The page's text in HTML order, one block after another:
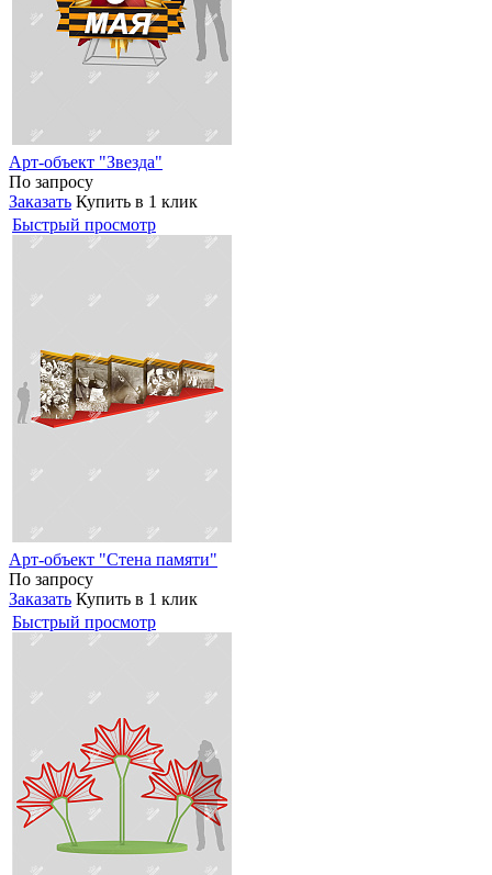
Арт-объект "Звезда"
По запросу
Заказать Купить в 1 клик
Быстрый просмотр
Арт-объект "Стена памяти"
По запросу
Заказать Купить в 1 клик
Быстрый просмотр